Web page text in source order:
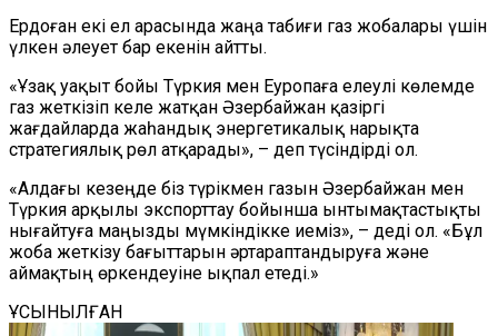
Ердоған екі ел арасында жаңа табиғи газ жобалары үшін
үлкен әлеует бар екенін айтты.
«Ұзақ уақыт бойы Түркия мен Еуропаға елеулі көлемде
газ жеткізіп келе жатқан Әзербайжан қазіргі
жағдайларда жаһандық энергетикалық нарықта
стратегиялық рөл атқарады», – деп түсіндірді ол.
«Алдағы кезеңде біз түрікмен газын Әзербайжан мен
Түркия арқылы экспорттау бойынша ынтымақтастықты
нығайтуға маңызды мүмкіндікке иеміз», – деді ол. «Бұл
жоба жеткізу бағыттарын әртараптандыруға және
аймақтың өркендеуіне ықпал етеді.»
ҰСЫНЫЛҒАН